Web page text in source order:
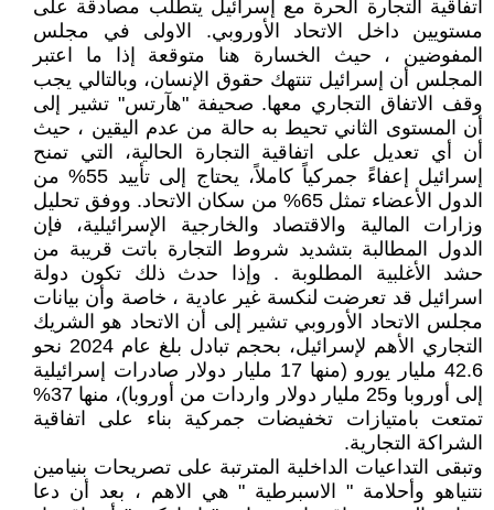
اتفاقية التجارة الحرة مع إسرائيل يتطلب مصادقة على
مستويين داخل الاتحاد الأوروبي. الاولى في مجلس
المفوضين ، حيث الخسارة هنا متوقعة إذا ما اعتبر
المجلس أن إسرائيل تنتهك حقوق الإنسان، وبالتالي يجب
وقف الاتفاق التجاري معها. صحيفة "هآرتس" تشير إلى
أن المستوى الثاني تحيط به حالة من عدم اليقين ، حيث
أن أي تعديل على اتفاقية التجارة الحالية، التي تمنح
إسرائيل إعفاءً جمركياً كاملاً، يحتاج إلى تأييد 55% من
الدول الأعضاء تمثل 65% من سكان الاتحاد. ووفق تحليل
وزارات المالية والاقتصاد والخارجية الإسرائيلية، فإن
الدول المطالبة بتشديد شروط التجارة باتت قريبة من
حشد الأغلبية المطلوبة . وإذا حدث ذلك تكون دولة
اسرائيل قد تعرضت لنكسة غير عادية ، خاصة وأن بيانات
مجلس الاتحاد الأوروبي تشير إلى أن الاتحاد هو الشريك
التجاري الأهم لإسرائيل، بحجم تبادل بلغ عام 2024 نحو
42.6 مليار يورو (منها 17 مليار دولار صادرات إسرائيلية
إلى أوروبا و25 مليار دولار واردات من أوروبا)، منها 37%
تمتعت بامتيازات تخفيضات جمركية بناء على اتفاقية
الشراكة التجارية.
وتبقى التداعيات الداخلية المترتبة على تصريحات بنيامين
نتنياهو وأحلامة " الاسبرطية " هي الاهم ، بعد أن دعا